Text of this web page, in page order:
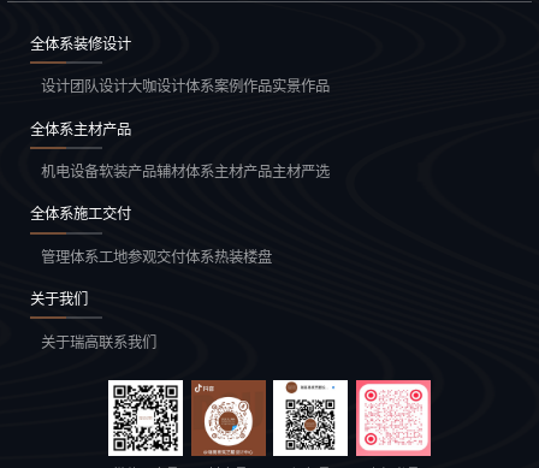
全体系装修设计
设计团队设计大咖设计体系案例作品实景作品
全体系主材产品
机电设备软装产品辅材体系主材产品主材严选
全体系施工交付
管理体系工地参观交付体系热装楼盘
关于我们
关于瑞高联系我们